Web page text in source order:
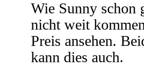
Wie Sunny schon
nicht weit
Preis ansehen.
kann dies auch.